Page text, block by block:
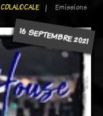
CDLALOCALE Emissions
16 SEPTEMBRE 2021